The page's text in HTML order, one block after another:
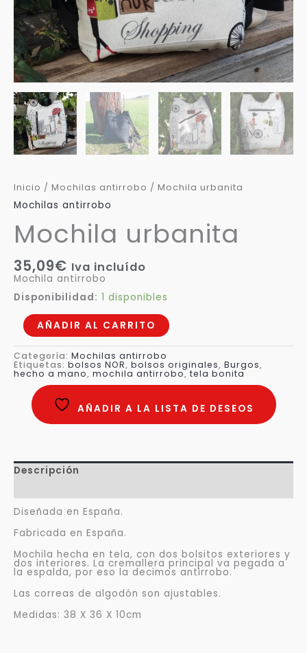
Inicio / Mochilas antirrobo / Mochila urbanita
Mochilas antirrobo
Mochila urbanita
35,09€ Iva incluído
Mochila antirrobo
Disponibilidad: 1 disponibles
AÑADIR AL CARRITO
Categoría: Mochilas antirrobo
Etiquetas: bolsos NOR, bolsos originales, Burgos,
hecho a mano, mochila antirrobo, tela bonita
AÑADIR A LA LISTA DE DESEOS
Descripción
Diseñada en España.
Fabricada en España.
Mochila hecha en tela, con dos bolsitos exteriores y
dos interiores. La cremallera principal va pegada a
la espalda, por eso la decimos antirrobo.
Las correas de algodón son ajustables.
Medidas: 38 X 36 X 10cm